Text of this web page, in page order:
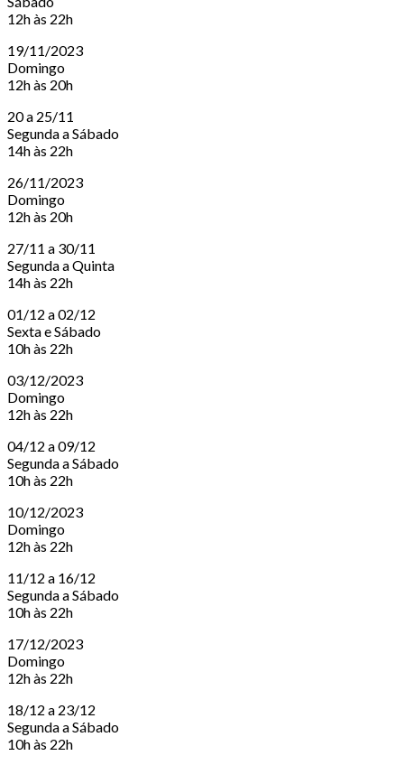
12h às 22h
19/11/2023
Domingo
12h às 20h
20 a 25/11
Segunda a Sábado
14h às 22h
26/11/2023
Domingo
12h às 20h
27/11 a 30/11
Segunda a Quinta
14h às 22h
01/12 a 02/12
Sexta e Sábado
10h às 22h
03/12/2023
Domingo
12h às 22h
04/12 a 09/12
Segunda a Sábado
10h às 22h
10/12/2023
Domingo
12h às 22h
11/12 a 16/12
Segunda a Sábado
10h às 22h
17/12/2023
Domingo
12h às 22h
18/12 a 23/12
Segunda a Sábado
10h às 22h